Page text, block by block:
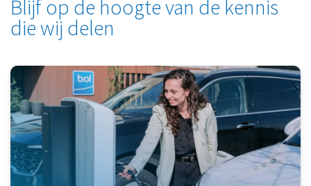
Blijf op de hoogte van de kennis
die wij delen